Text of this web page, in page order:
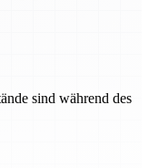
sind während des